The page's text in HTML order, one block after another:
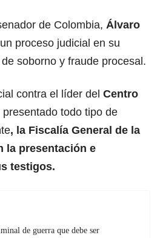
de Colombia, Álvaro
proceso judicial en su
soborno y fraude procesal.
contra el líder del Centro
presentado todo tipo de
, la Fiscalía General de la
la presentación e
testigos.
de guerra que debe ser